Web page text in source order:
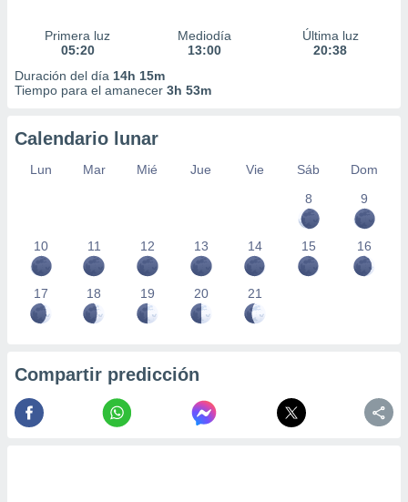
Primera luz
05:20
Mediodía
13:00
Última luz
20:38
Duración del día 14h 15m
Tiempo para el amanecer 3h 53m
Calendario lunar
Lun Mar Mié Jue Vie Sáb
Dom
8
9
10 11 12 13 14 15 16
17 18 19 20 21
Compartir predicción